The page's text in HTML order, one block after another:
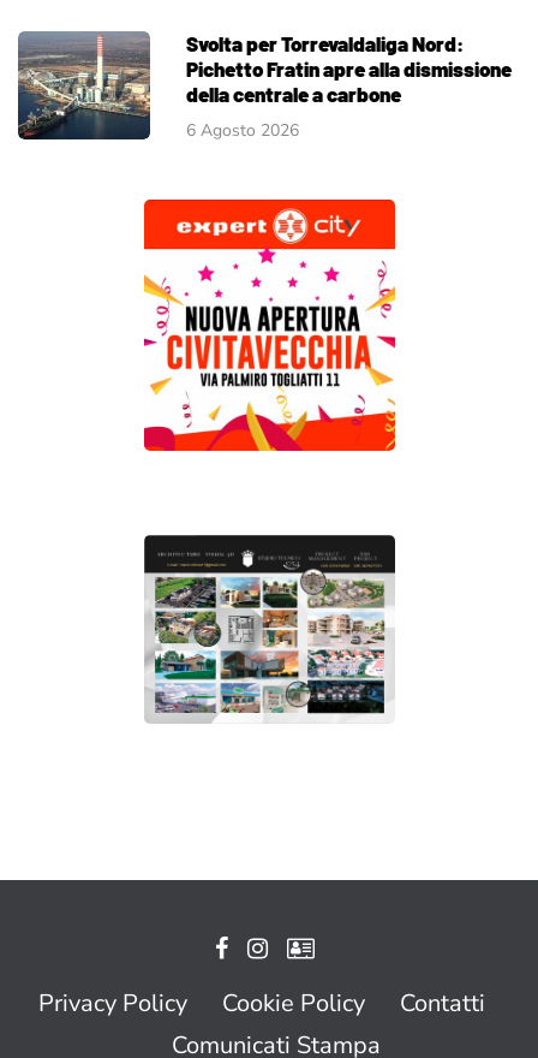
Svolta per Torrevaldaliga Nord:
Pichetto Fratin apre alla dismissione
della centrale a carbone
6 Agosto 2026
Privacy Policy Cookie Policy
Contatti
Comunicati Stampa